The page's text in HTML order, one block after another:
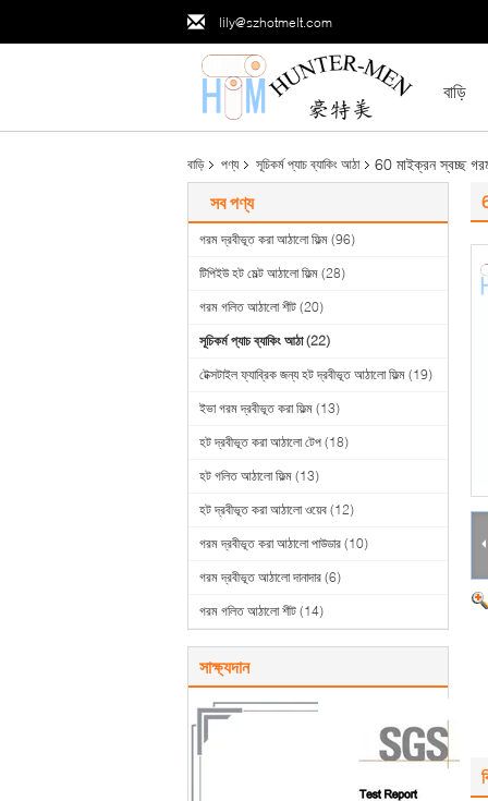
lily@szhotmelt.com
বাড়ি
বাড়ি পণ্য সূচিকর্ম প্যাচ ব্যাকিং আঠা 60 মাইক্রন স্বচ্ছ
সব পণ্য
গরম দ্রবীভূত করা আঠালো ফিল্ম (96)
টিপিইউ হট মেল্ট আঠালো ফিল্ম (28)
গরম গলিত আঠালো শীট (20)
সূচিকর্ম প্যাচ ব্যাকিং আঠা (22)
টেক্সটাইল ফ্যাব্রিক জন্য হট দ্রবীভূত আঠালো ফিল্ম (19)
ইভা গরম দ্রবীভূত করা ফিল্ম (13)
হট দ্রবীভূত করা আঠালো টেপ (18)
হট গলিত আঠালো ফিল্ম (13)
হট দ্রবীভূত করা আঠালো ওয়েব (12)
গরম দ্রবীভূত করা আঠালো পাউডার (10)
গরম দ্রবীভূত আঠালো দানাদার (6)
গরম গলিত আঠালো শীট (14)
সাক্ষ্যদান